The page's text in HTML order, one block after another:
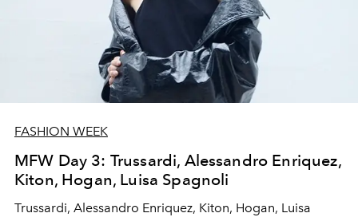
FASHION WEEK
MFW Day 3: Trussardi, Alessandro Enriquez,
Kiton, Hogan, Luisa Spagnoli
Trussardi, Alessandro Enriquez, Kiton, Hogan, Luisa